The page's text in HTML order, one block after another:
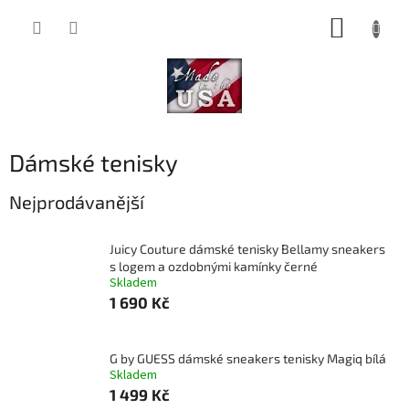
Dámské tenisky
Nejprodávanější
Juicy Couture dámské tenisky Bellamy sneakers
s logem a ozdobnými kamínky černé
Skladem
1 690 Kč
G by GUESS dámské sneakers tenisky Magiq bílá
Skladem
1 499 Kč